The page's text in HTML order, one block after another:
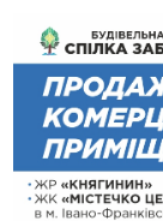
13:25
Пірс,
тендер на 7
12:14
У Калуші
качки та
11:18
Майстра
10:49
На
світла